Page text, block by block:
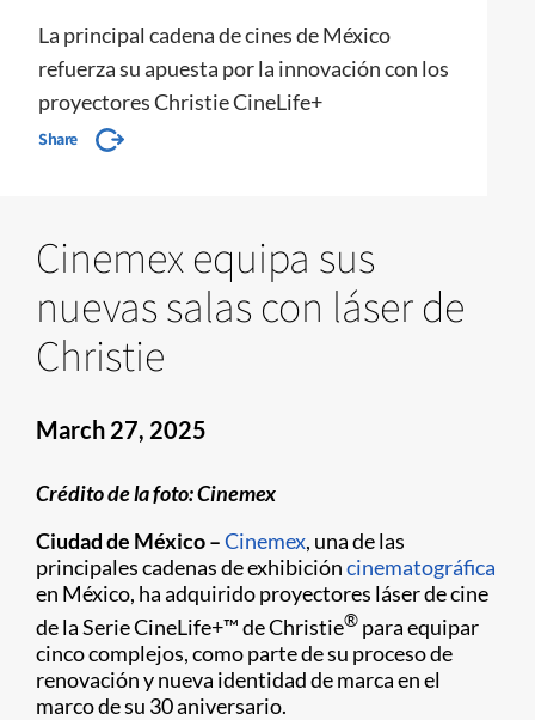
La principal cadena de cines de México
refuerza su apuesta por la innovación con los
proyectores Christie CineLife+
Share
Cinemex equipa sus
nuevas salas con láser de
Christie
March 27, 2025
Crédito de la foto: Cinemex
Ciudad de México –Cinemex, una de las
principales cadenas de exhibicióncinematográfica
en México, ha adquirido proyectores láser de cine
de la Serie CineLife+™ de Christie® para equipar
cinco complejos, como parte de su proceso de
renovación y nueva identidad de marca en el
marco de su 30 aniversario.